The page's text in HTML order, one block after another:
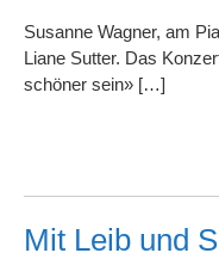
Susanne Wagner, am
Liane Sutter. Das
schöner sein» […]
Mit Leib und